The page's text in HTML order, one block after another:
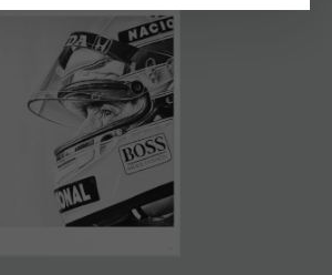
ん。スウェーデンのお客様限定で額装サー
。ガラスの額装は壊れやすいため、海外へ
詳細についてはお問い合わせください。
プリントはお客様のご要望に応じて特別に
でに最大 14 日ほどかかります